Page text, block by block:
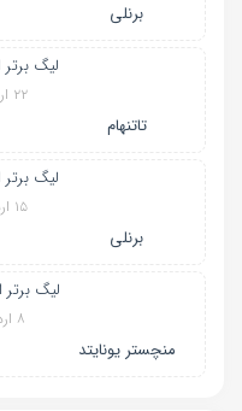
برنلی
لیگ برتر
۲۲ اردیبهشت ۱۴۰۳
تاتنهام
لیگ برتر
۱۵ اردیبهشت ۱۴۰۳
برنلی
لیگ برتر
۸ اردیبهشت ۱۴۰۳
منچستر یونایتد